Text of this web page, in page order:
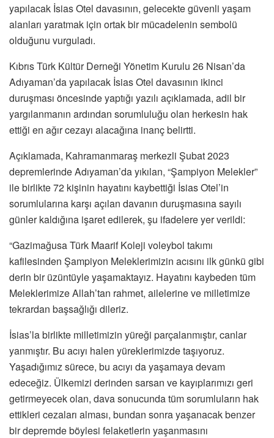
yapılacak İsias Otel davasının, gelecekte güvenli yaşam
alanları yaratmak için ortak bir mücadelenin sembolü
olduğunu vurguladı.
Kıbrıs Türk Kültür Derneği Yönetim Kurulu 26 Nisan’da
Adıyaman’da yapılacak İsias Otel davasının ikinci
duruşması öncesinde yaptığı yazılı açıklamada, adil bir
yargılanmanın ardından sorumluluğu olan herkesin hak
ettiği en ağır cezayı alacağına inanç belirtti.
Açıklamada, Kahramanmaraş merkezli Şubat 2023
depremlerinde Adıyaman’da yıkılan, “Şampiyon Melekler”
ile birlikte 72 kişinin hayatını kaybettiği İsias Otel’in
sorumlularına karşı açılan davanın duruşmasına sayılı
günler kaldığına işaret edilerek, şu ifadelere yer verildi:
“Gazimağusa Türk Maarif Koleji voleybol takımı
kafilesinden Şampiyon Meleklerimizin acısını ilk günkü gibi
derin bir üzüntüyle yaşamaktayız. Hayatını kaybeden tüm
Meleklerimize Allah’tan rahmet, ailelerine ve milletimize
tekrardan başsağlığı dileriz.
İsias’la birlikte milletimizin yüreği parçalanmıştır, canlar
yanmıştır. Bu acıyı halen yüreklerimizde taşıyoruz.
Yaşadığımız sürece, bu acıyı da yaşamaya devam
edeceğiz. Ülkemizi derinden sarsan ve kayıplarımızı geri
getirmeyecek olan, dava sonucunda tüm sorumluların hak
ettikleri cezaları alması, bundan sonra yaşanacak benzer
bir depremde böylesi felaketlerin yaşanmasını